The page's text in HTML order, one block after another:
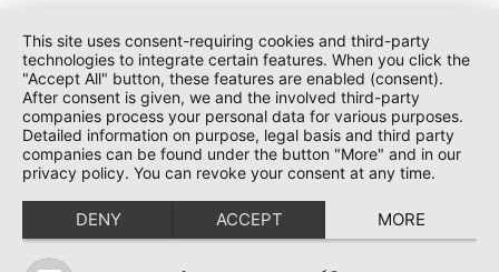
This site uses consent-requiring cookies and third-party
technologies to integrate certain features. When you click the
"Accept All" button, these features are enabled (consent).
After consent is given, we and the involved third-party
companies process your personal data for various purposes.
Detailed information on purpose, legal basis and third party
companies can be found under the button "More" and in our
privacy policy. You can revoke your consent at any time.
DENY ACCEPT MORE